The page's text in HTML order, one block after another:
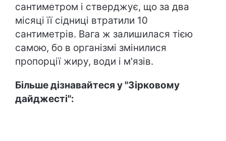
сантиметром і стверджує, що за два
місяці її сідниці втратили 10
сантиметрів. Вага ж залишилася тією
самою, бо в організмі змінилися
пропорції жиру, води і м'язів.
Більше дізнавайтеся у "Зірковому
дайджесті":